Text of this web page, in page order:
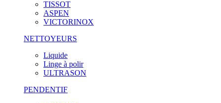
TISSOT
ASPEN
VICTORINOX
NETTOYEURS
Liquide
Linge à polir
ULTRASON
PENDENTIF